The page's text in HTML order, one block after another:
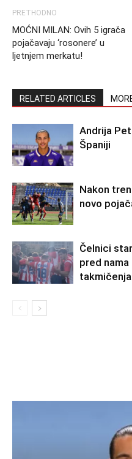
PRETHODNO
MOĆNI MILAN: Ovih 5 igrača
pojačavaju ‘rosonere’ u
ljetnjem merkatu!
RELATED ARTICLES
Andrija
Španiji
Nakon
novo
Čelnici
pred
takmičenja